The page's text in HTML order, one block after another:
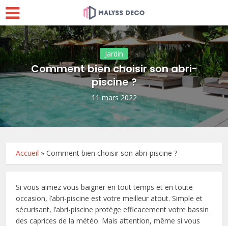
Jardin
Comment bien choisir son abri-
piscine ?
11 mars 2022
Accueil »Comment bien choisir son abri-piscine ?
Si vous aimez vous baigner en tout temps et en toute
occasion, l’abri-piscine est votre meilleur atout. Simple et
sécurisant, l’abri-piscine protège efficacement votre bassin
des caprices de la météo. Mais attention, même si vous